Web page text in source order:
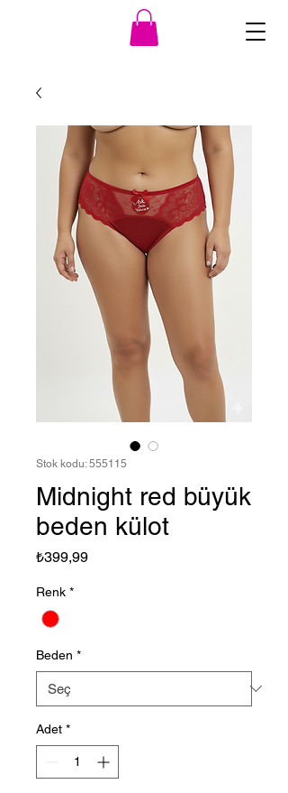
Stok kodu: 555115
Midnight red büyük
beden külot
₺399,99Fiyat
Renk *
Beden *
Adet *